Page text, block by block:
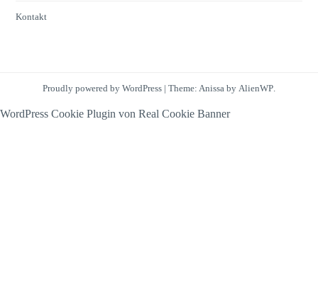
Kontakt
Proudly powered by WordPress | Theme: Anissa by AlienWP.
WordPress Cookie Plugin von Real Cookie Banner